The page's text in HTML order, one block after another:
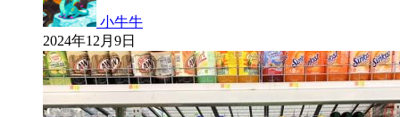
小牛牛
2024年12月9日